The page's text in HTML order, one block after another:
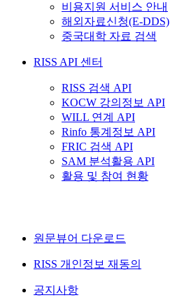
비용지원 서비스 안내
해외자료신청(E-DDS)
중국대학 자료 검색
RISS API 센터
RISS 검색 API
KOCW 강의정보 API
WILL 연계 API
Rinfo 통계정보 API
FRIC 검색 API
SAM 분석활용 API
활용 및 참여 현황
원문뷰어 다운로드
RISS 개인정보 재동의
공지사항